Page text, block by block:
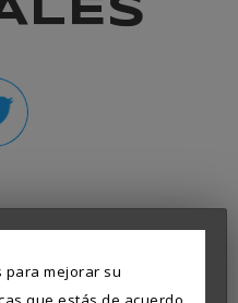
para mejorar su